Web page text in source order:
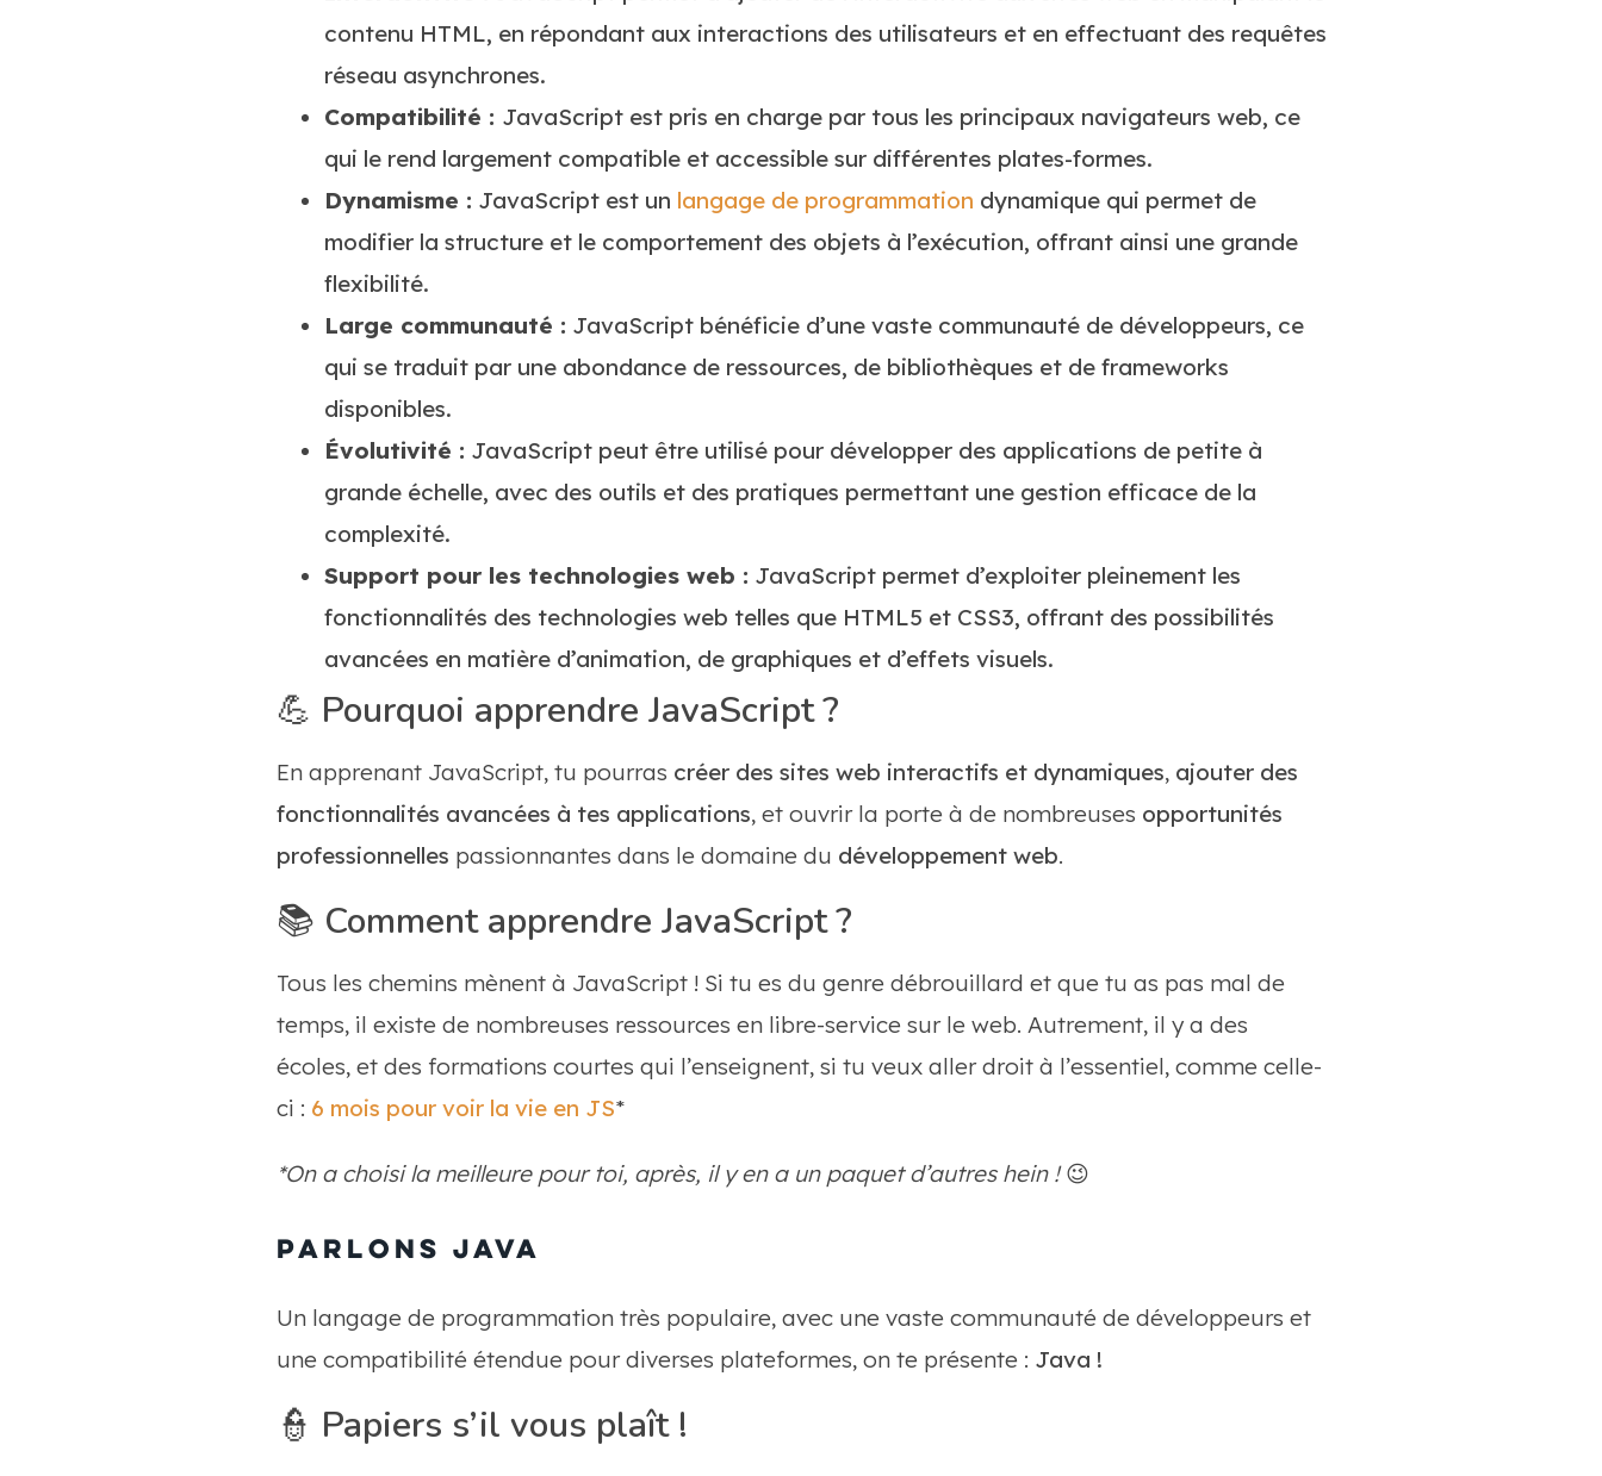
contenu HTML, en répondant aux interactions des utilisateurs et en effectuant des requêtes
réseau asynchrones.
Compatibilité : JavaScript est pris en charge par tous les principaux navigateurs web, ce
qui le rend largement compatible et accessible sur différentes plates-formes.
Dynamisme : JavaScript est un langage de programmation dynamique qui permet de
modifier la structure et le comportement des objets à l’exécution, offrant ainsi une grande
flexibilité.
Large communauté : JavaScript bénéficie d’une vaste communauté de développeurs, ce
qui se traduit par une abondance de ressources, de bibliothèques et de frameworks
disponibles.
Évolutivité : JavaScript peut être utilisé pour développer des applications de petite à
grande échelle, avec des outils et des pratiques permettant une gestion efficace de la
complexité.
Support pour les technologies web : JavaScript permet d’exploiter pleinement les
fonctionnalités des technologies web telles que HTML5 et CSS3, offrant des possibilités
avancées en matière d’animation, de graphiques et d’effets visuels.
💪 Pourquoi apprendre JavaScript ?
En apprenant JavaScript, tu pourras créer des sites web interactifs et dynamiques, ajouter des
fonctionnalités avancées à tes applications, et ouvrir la porte à de nombreuses opportunités
professionnelles passionnantes dans le domaine du développement web.
📚 Comment apprendre JavaScript ?
Tous les chemins mènent à JavaScript ! Si tu es du genre débrouillard et que tu as pas mal de
temps, il existe de nombreuses ressources en libre-service sur le web. Autrement, il y a des
écoles, et des formations courtes qui l’enseignent, si tu veux aller droit à l’essentiel, comme celle-
ci : 6 mois pour voir la vie en JS*
*On a choisi la meilleure pour toi, après, il y en a un paquet d’autres hein !😉
Parlons Java
Un langage de programmation très populaire, avec une vaste communauté de développeurs et
une compatibilité étendue pour diverses plateformes, on te présente : Java !
👮 Papiers s’il vous plaît !